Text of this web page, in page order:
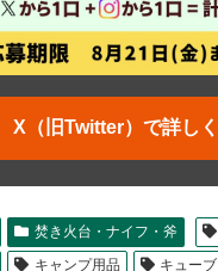
X（旧Twitter）で詳しく
焚き火台・ナイフ・斧
キャンプ用品 キューブ